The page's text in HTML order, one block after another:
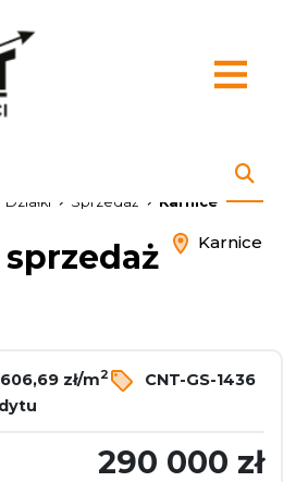
Działki Sprzedaż Karnice
sprzedaż Karnice
606,69 zł/m2
CNT-GS-1436
290 000 zł